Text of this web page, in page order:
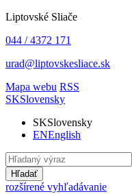
Liptovské Sliače
044 / 4372 171
urad@liptovskesliace.sk
Mapa webu RSS
SKSlovensky
SKSlovensky
ENEnglish
Hľadať
rozšírené vyhľadávanie